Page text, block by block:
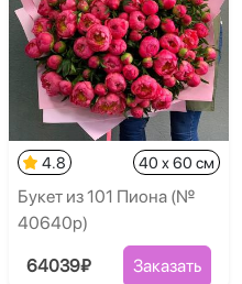
4.8 40 x 60 см
Букет из 101 Пиона (№
40640p)
64039₽ Заказать